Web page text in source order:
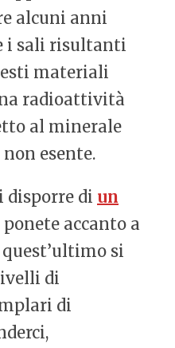
alcuni anni
i sali risultanti
materiali
radioattività
al minerale
esente.
disporre di un
ponete accanto a
si
di
di